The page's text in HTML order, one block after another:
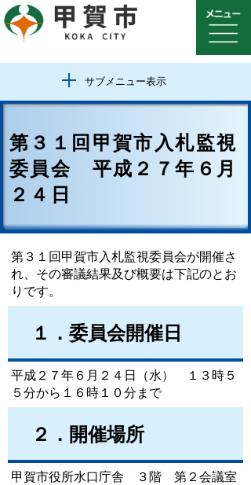
サブメニュー表示
第３１回甲賀市入札監視
委員会 平成２７年６月
２４日
第３１回甲賀市入札監視委員会が開催さ
れ、その審議結果及び概要は下記のとお
りです。
１．委員会開催日
平成２７年６月２４日（水） １３時５
５分から１６時１０分まで
２．開催場所
甲賀市役所水口庁舎 ３階 第２会議室